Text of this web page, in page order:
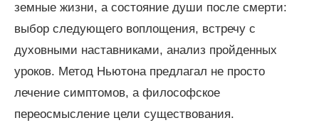
земные жизни, а состояние души после смерти:
выбор следующего воплощения, встречу с
духовными наставниками, анализ пройденных
уроков. Метод Ньютона предлагал не просто
лечение симптомов, а философское
переосмысление цели существования.